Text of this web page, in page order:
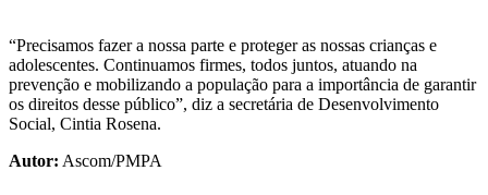
“Precisamos fazer a nossa parte e proteger as nossas crianças e
adolescentes. Continuamos firmes, todos juntos, atuando na
prevenção e mobilizando a população para a importância de garantir
os direitos desse público”, diz a secretária de Desenvolvimento
Social, Cintia Rosena.
Autor: Ascom/PMPA